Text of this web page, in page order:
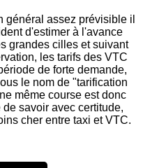
général assez prévisible il
d'estimer à l'avance
grandes cilles et suivant
les tarifs des VTC
de forte demande,
le nom de "tarification
même course est donc
savoir avec certitude,
cher entre taxi et VTC.